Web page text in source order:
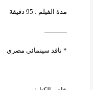
مدة الفيلم : 95 دقيقة
ـــــــــــ
* ناقد سينمائي مصري